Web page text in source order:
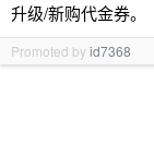
升级/新购代金券。
Promoted byid7368